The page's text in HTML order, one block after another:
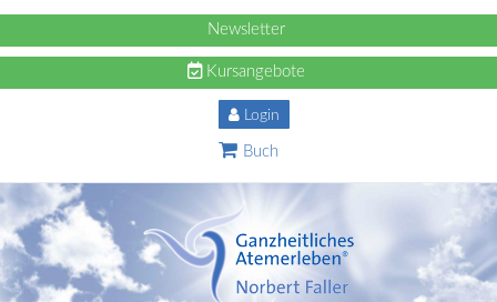
Newsletter
Kursangebote
Login
Buch